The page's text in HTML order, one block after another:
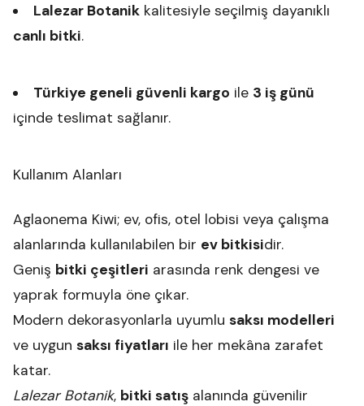
Lalezar Botanikkalitesiyle seçilmiş dayanıklı
canlı bitki.
Türkiye geneli güvenli kargo ile 3 iş günü
içinde teslimat sağlanır.
Kullanım Alanları
Aglaonema Kiwi; ev, ofis, otel lobisi veya çalışma
alanlarında kullanılabilen bir ev bitkisidir.
Geniş bitki çeşitleri arasında renk dengesi ve
yaprak formuyla öne çıkar.
Modern dekorasyonlarla uyumlu saksı modelleri
ve uygun saksı fiyatları ile her mekâna zarafet
katar.
Lalezar Botanik, bitki satış alanında güvenilir